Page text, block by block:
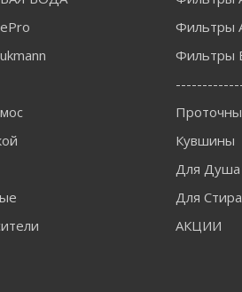
Фильтры
Фильтры
Кувшины
Для Душа
Для
АКЦИИ